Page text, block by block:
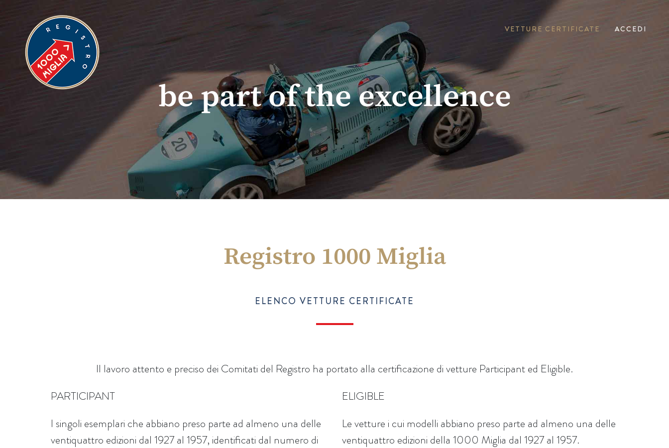
VETTURE CERTIFICATE ACCEDI
be part of the excellence
Registro 1000 Miglia
ELENCO VETTURE CERTIFICATE
Il lavoro attento e preciso dei Comitati del Registro ha portato alla certificazione di vetture Participant ed Eligible.
PARTICIPANT
I singoli esemplari che abbiano preso parte ad almeno una delle
ventiquattro edizioni dal 1927 al 1957, identificati dal numero di
ELIGIBLE
Le vetture i cui modelli abbiano preso parte ad almeno una delle
ventiquattro edizioni della 1000 Miglia dal 1927 al 1957.